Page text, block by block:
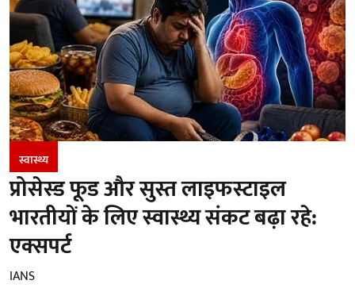
स्वास्थ्य
प्रोसेस्ड फूड और सुस्त लाइफस्टाइल
भारतीयों के लिए स्वास्थ्य संकट बढ़ा रहे:
एक्सपर्ट
IANS